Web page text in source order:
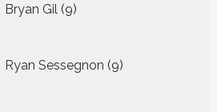
Bryan Gil 9
producten
Ryan Sessegnon 9
producten